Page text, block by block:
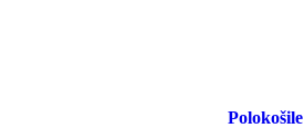
Polokošile